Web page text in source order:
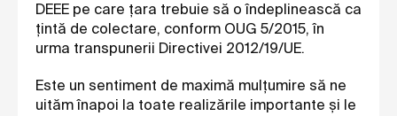
DEEE pe care țara trebuie să o îndeplinească ca
țintă de colectare, conform OUG 5/2015, în
urma transpunerii Directivei 2012/19/UE.
Este un sentiment de maximă mulțumire să ne
uităm înapoi la toate realizările importante și le